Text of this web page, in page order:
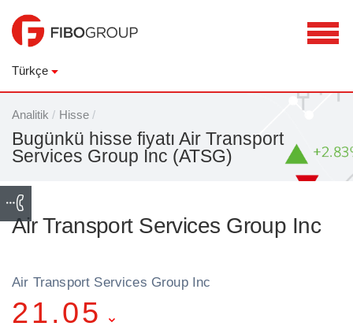
Türkçe
Analitik / Hisse /
Bugünkü hisse fiyatı Air Transport
Services Group Inc (ATSG)
Air Transport Services Group Inc
Air Transport Services Group Inc
21.05